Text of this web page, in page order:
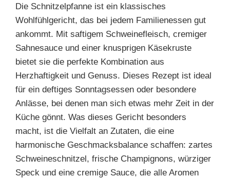
Die Schnitzelpfanne ist ein klassisches
Wohlfühlgericht, das bei jedem Familienessen gut
ankommt. Mit saftigem Schweinefleisch, cremiger
Sahnesauce und einer knusprigen Käsekruste
bietet sie die perfekte Kombination aus
Herzhaftigkeit und Genuss. Dieses Rezept ist ideal
für ein deftiges Sonntagsessen oder besondere
Anlässe, bei denen man sich etwas mehr Zeit in der
Küche gönnt. Was dieses Gericht besonders
macht, ist die Vielfalt an Zutaten, die eine
harmonische Geschmacksbalance schaffen: zartes
Schweineschnitzel, frische Champignons, würziger
Speck und eine cremige Sauce, die alle Aromen